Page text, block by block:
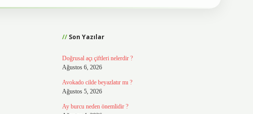
Son Yazılar
Doğrusal açı çiftleri nelerdir ?
Ağustos 6, 2026
Avokado cilde beyazlatır mı ?
Ağustos 5, 2026
Ay burcu neden önemlidir ?